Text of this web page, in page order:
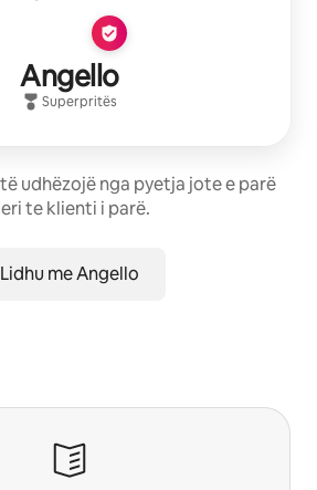
Angello
Superpritës
udhëzojë nga pyetja jote e parë
te klienti i parë.
Lidhu me Angello